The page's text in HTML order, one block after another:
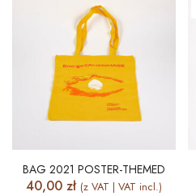
BAG 2021 POSTER-THEMED
40,00 zł (z VAT | VAT incl.)